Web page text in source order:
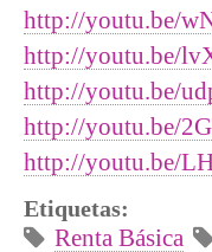
http://youtu.be/
http://youtu.be/
http://youtu.be/
http://youtu.be/
http://youtu.be/
Etiquetas:
Renta Básica